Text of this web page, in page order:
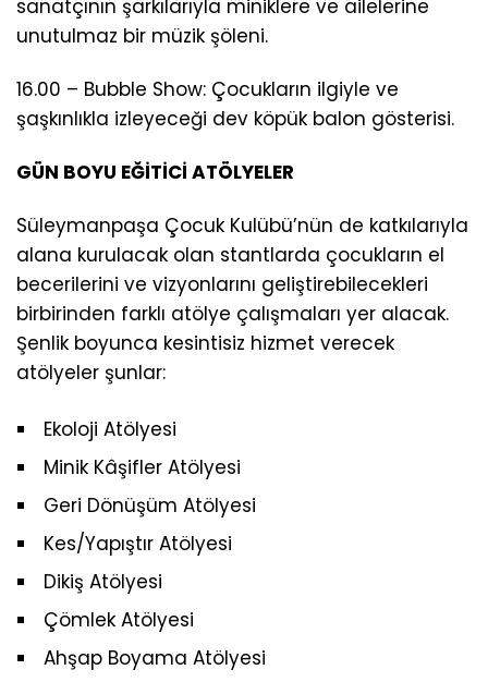
sanatçının şarkılarıyla miniklere ve ailelerine
unutulmaz bir müzik şöleni.
16.00 – Bubble Show: Çocukların ilgiyle ve
şaşkınlıkla izleyeceği dev köpük balon gösterisi.
GÜN BOYU EĞİTİCİ ATÖLYELER
Süleymanpaşa Çocuk Kulübü’nün de katkılarıyla
alana kurulacak olan stantlarda çocukların el
becerilerini ve vizyonlarını geliştirebilecekleri
birbirinden farklı atölye çalışmaları yer alacak.
Şenlik boyunca kesintisiz hizmet verecek
atölyeler şunlar:
Ekoloji Atölyesi
Minik Kâşifler Atölyesi
Geri Dönüşüm Atölyesi
Kes/Yapıştır Atölyesi
Dikiş Atölyesi
Çömlek Atölyesi
Ahşap Boyama Atölyesi